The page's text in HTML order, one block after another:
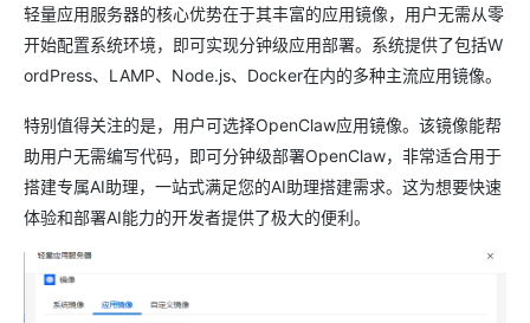
轻量应用服务器的核心优势在于其丰富的应用镜像，用户无需从零
开始配置系统环境，即可实现分钟级应用部署。系统提供了包括W
ordPress、LAMP、Node.js、Docker在内的多种主流应用镜像。
特别值得关注的是，用户可选择OpenClaw应用镜像。该镜像能帮
助用户无需编写代码，即可分钟级部署OpenClaw，非常适合用于
搭建专属AI助理，一站式满足您的AI助理搭建需求。这为想要快速
体验和部署AI能力的开发者提供了极大的便利。